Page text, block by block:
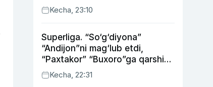
Kecha, 23:10
Superliga. “So‘g‘diyona”
“Andijon”ni mag‘lub etdi,
“Paxtakor” “Buxoro”ga qarshi
bahsda g‘alabani qo‘ldan
chiqardi
Kecha, 22:31